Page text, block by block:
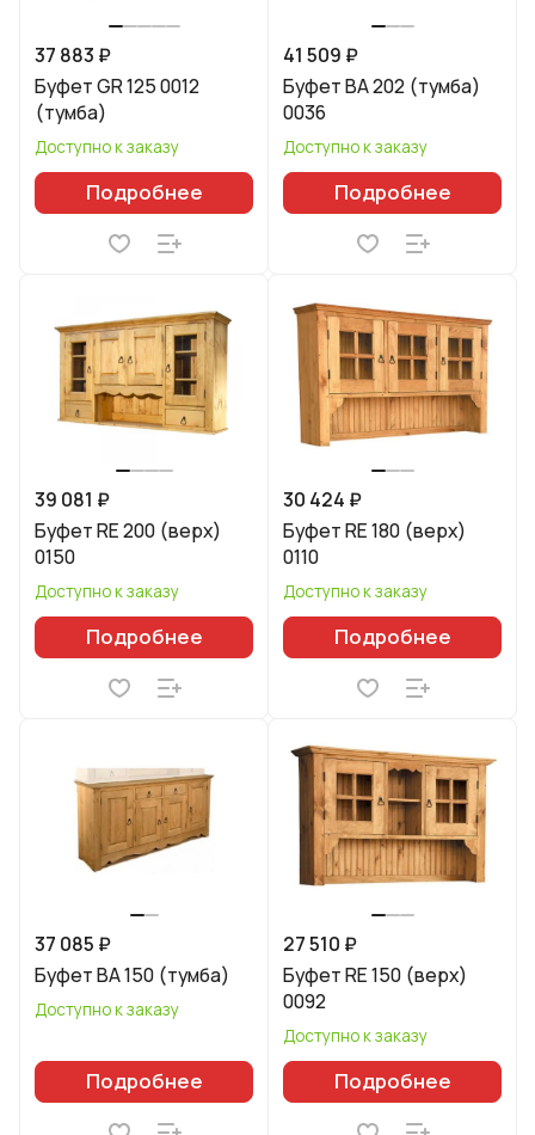
37 883 ₽
Буфет GR 125 0012
(тумба)
Доступно к заказу
Подробнее
41 509 ₽
Буфет BA 202 (тумба)
0036
Доступно к заказу
Подробнее
39 081 ₽
Буфет RE 200 (верх)
0150
Доступно к заказу
Подробнее
30 424 ₽
Буфет RE 180 (верх)
0110
Доступно к заказу
Подробнее
37 085 ₽
Буфет BA 150 (тумба)
Доступно к заказу
Подробнее
27 510 ₽
Буфет RE 150 (верх)
0092
Доступно к заказу
Подробнее